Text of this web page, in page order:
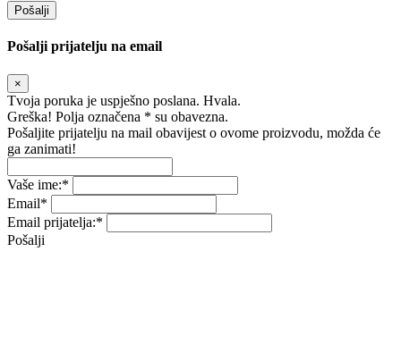
Pošalji
Pošalji prijatelju na email
×
Tvoja poruka je uspješno poslana. Hvala.
Greška! Polja označena * su obavezna.
Pošaljite prijatelju na mail obavijest o ovome proizvodu, možda će
ga zanimati!
Vaše ime:*
Email*
Email prijatelja:*
Pošalji